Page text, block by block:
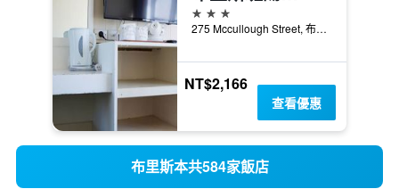
3星級
275 Mccullough Street, 布里斯本, QLD, 澳洲
NT$2,166
查看優惠
布里斯本共584家飯店